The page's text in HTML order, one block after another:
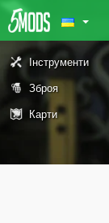
Інструменти
Зброя
Карти